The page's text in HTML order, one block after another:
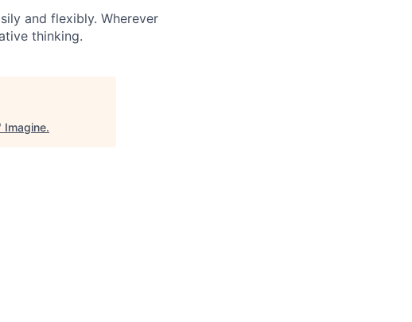
and flexibly. Wherever
thinking.
Imagine.